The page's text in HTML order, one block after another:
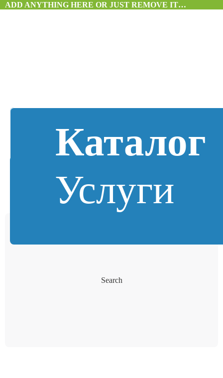
ADD ANYTHING HERE OR JUST REMOVE IT…
Каталог
Услуги
Search